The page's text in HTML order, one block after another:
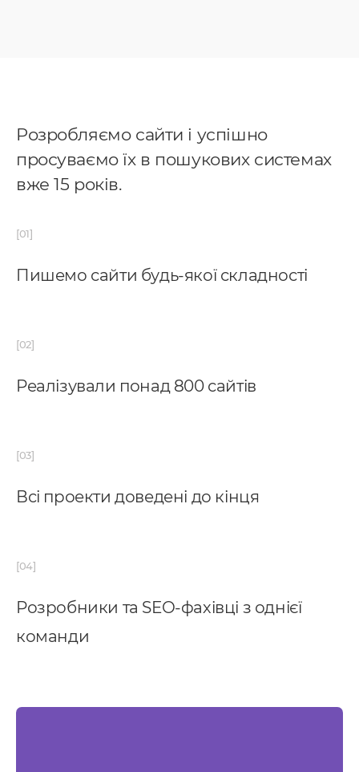
Розробляємо сайти і успішно
просуваємо їх в пошукових системах
вже 15 років.
Пишемо сайти будь-якої складності
Реалізували понад 800 сайтів
Всі проекти доведені до кінця
Розробники та SEO-фахівці з однієї
команди